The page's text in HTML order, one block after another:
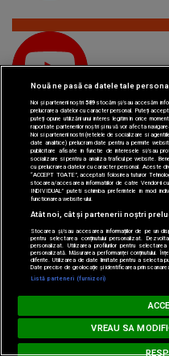
Loading...
MUSIC NON
Nouă ne pasă ca datele tale
Noi și partenerii noștri589stocăm și/sau accesăm
prelucrarea datelor cu caracter personal. Puteți
puteți opune utilizării unui interes legitim în orice
raportate partenerilor noștri și nu vă vor afecta
Noi si partenerii nostri (retelele de socializare si
date analitice) prelucram date pentru a permite
publicitare afisate in functie de interesele si/sau
socializare si pentru a analiza traficul pe website.
cu prelucrarea datelor cu caracter personal. Aceste
“ACCEPT TOATE”, acceptati folosirea tuturor
stocarea/accesarea informatiilor de catre Vendor-ii
INDIVIDUAL” puteti schimba preferintele in mod
functionarea website-ului.
Atât noi, cât și partenerii noștri
Stocarea și/sau accesarea informațiilor de pe un
pentru selectarea conținutului personalizat.
personalizat. Utilizarea profilurilor pentru
personalizată. Măsurarea performanței conținutului.
diferite. Utilizarea de date limitate pentru a selecta
Date precise de geolocație și identificarea prin
Listă parteneri (furnizori)
VREAU SA